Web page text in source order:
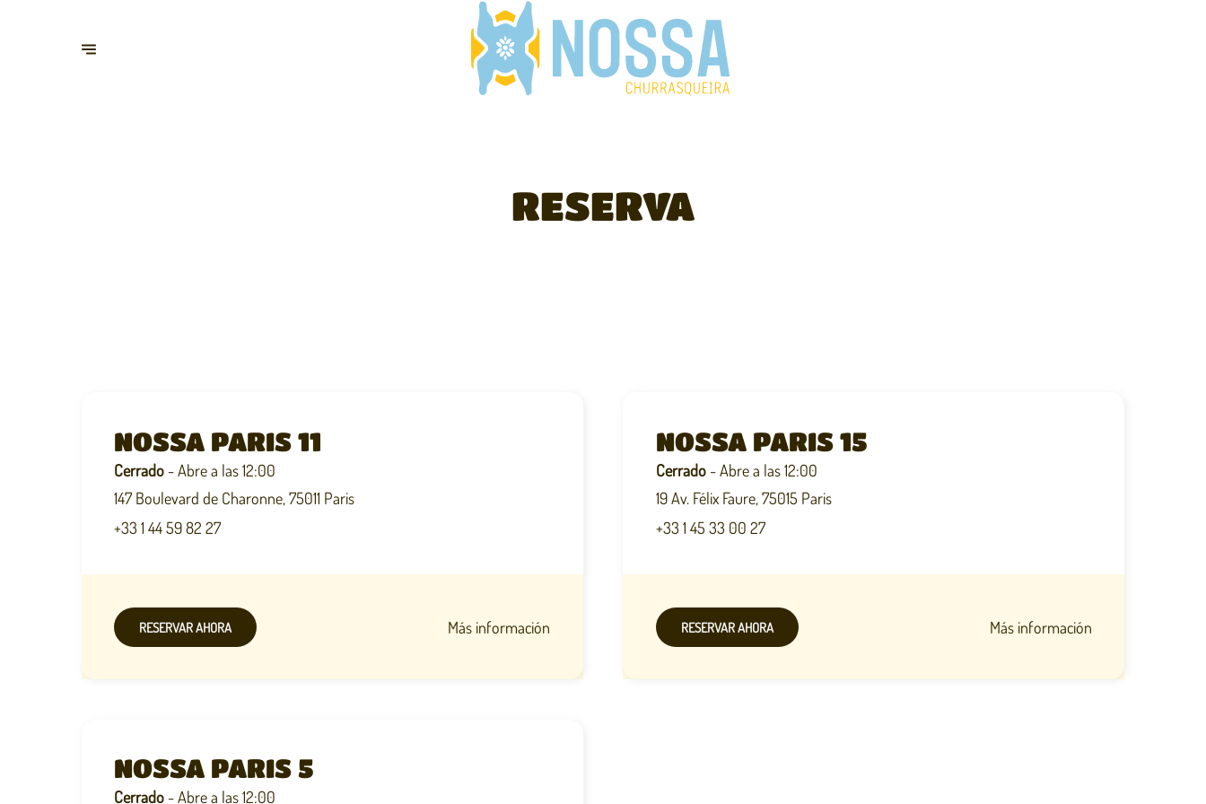
RESERVA
NOSSA PARIS 11
Cerrado- Abre a las 12:00
147 Boulevard de Charonne, 75011 Paris
+33 1 44 59 82 27
RESERVAR AHORA Más información
NOSSA PARIS 15
Cerrado- Abre a las 12:00
19 Av. Félix Faure, 75015 Paris
+33 1 45 33 00 27
RESERVAR AHORA Más información
NOSSA PARIS 5
Cerrado- Abre a las 12:00